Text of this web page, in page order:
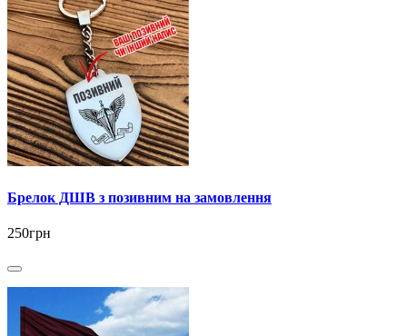
Брелок ДШВ з позивним на замовлення
250грн